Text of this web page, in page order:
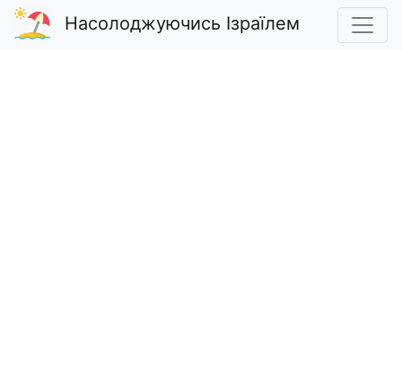
Насолоджуючись Ізраїлем